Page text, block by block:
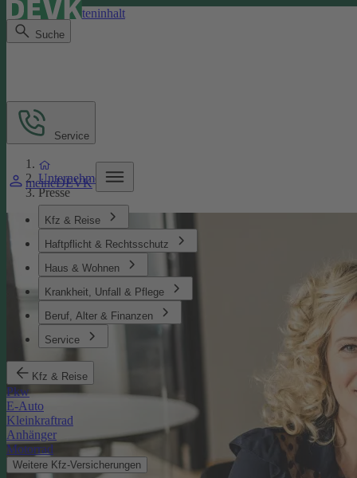
Direkt zum Seiteninhalt
Suche
meineDEVK
Kfz & Reise
Haftpflicht & Rechtsschutz
Haus & Wohnen
Krankheit, Unfall & Pflege
Beruf, Alter & Finanzen
Service
Kfz & Reise
Pkw
E-Auto
Kleinkraftrad
Anhänger
Motorrad
Weitere Kfz-Versicherungen
Service
Unternehmen
Presse